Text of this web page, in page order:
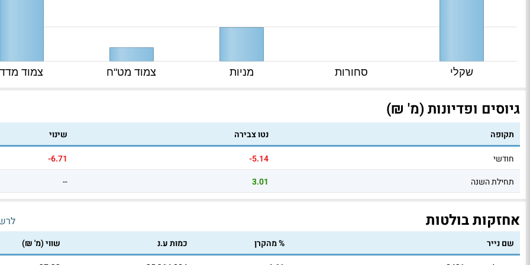
צמוד מדד צמוד מט"ח מניות סחורות שקלי
גיוסים ופדיונות (מ' ₪)
תקופה נטו צבירה
שינוי
חודשי
-5.14
-6.71
תחילת השנה
3.01
--
אחזקות בולטות
שם נייר % מהקרן כמות ע.נ
שווי (מ' ₪)